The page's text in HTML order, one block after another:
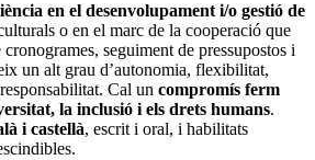
en el desenvolupament i/o gestió de
o en el marc de la cooperació que
seguiment de pressupostos i
un alt grau d’autonomia, flexibilitat,
Cal un compromís ferm
la inclusió i els drets humans.
i castellà, escrit i oral, i habilitats